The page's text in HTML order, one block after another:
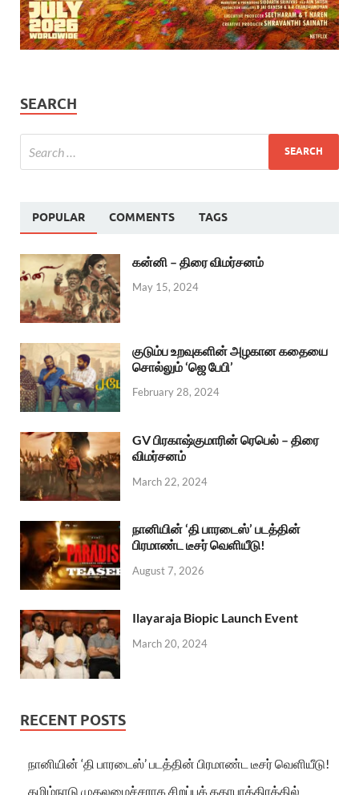
SEARCH
POPULAR COMMENTS TAGS
கன்னி – திரை விமர்சனம்
May 15, 2024
குடும்ப உறவுகளின் அழகான கதையை
சொல்லும் ‘ஜெ பேபி’
February 28, 2024
GV பிரகாஷ்குமாரின் ரெபெல் – திரை
விமர்சனம்
March 22, 2024
நானியின் ‘தி பாரடைஸ்’ படத்தின்
பிரமாண்ட டீசர் வெளியீடு!
August 7, 2026
Ilayaraja Biopic Launch Event
March 20, 2024
RECENT POSTS
நானியின் ‘தி பாரடைஸ்’ படத்தின் பிரமாண்ட டீசர் வெளியீடு!
தமிழ்நாடு முதலமைச்சராக சிறப்புக் கதாபாத்திரத்தில்